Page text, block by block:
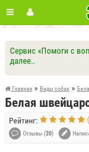
Сервис «Помоги с
далее..
Ответить
Главная » Виды собак »
Белая
Рейтинг: (
Отзывы (20)